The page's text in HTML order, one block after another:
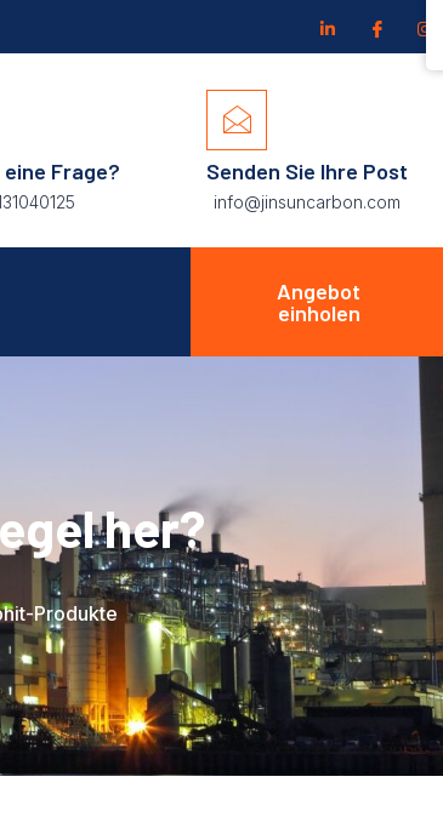
eine Frage? Senden Sie Ihre Post
info@jinsuncarbon.com
Angebot
einholen
her?
Produkte